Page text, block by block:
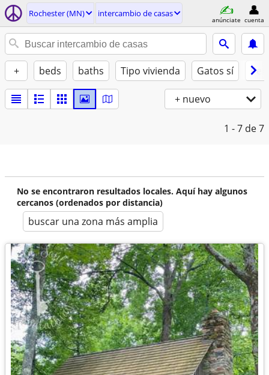
Rochester (MN) intercambio de casas
anúnciate cuenta
+ beds baths Tipo vivienda Gatos sí
+ nuevo
1 - 7 de 7
No se encontraron resultados locales. Aquí hay algunos
cercanos (ordenados por distancia)
buscar una zona más amplia